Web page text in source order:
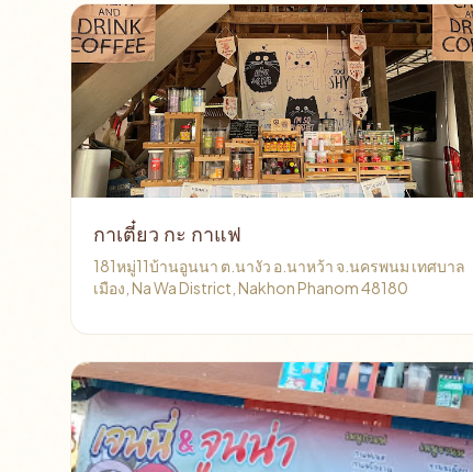
กาเตี๋ยว กะ กาแฟ
181หมู่11บ้านอูนนา ต.นางัว อ.นาหว้า จ.นครพนม เทศบาล
เมือง, Na Wa District, Nakhon Phanom 48180